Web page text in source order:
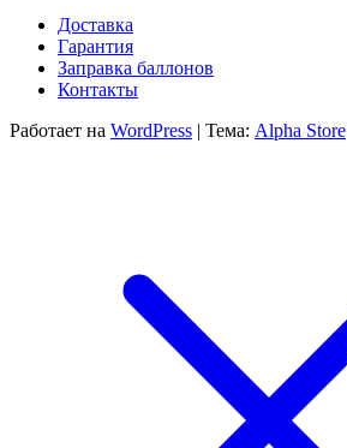
Доставка
Гарантия
Заправка баллонов
Контакты
Работает на WordPress | Тема: Alpha Store